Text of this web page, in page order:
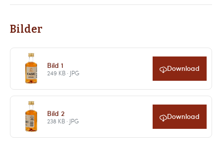
Bilder
Bild 1
249 KB · JPG Download
Bild 2
238 KB · JPG Download